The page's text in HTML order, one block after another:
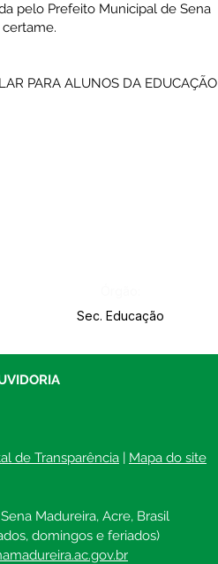
pelo Prefeito Municipal de Sena
PARA ALUNOS DA EDUCAÇÃO
Sec. Educação
de Transparência | Mapa do site
Madureira, Acre, Brasil
domingos e feriados)